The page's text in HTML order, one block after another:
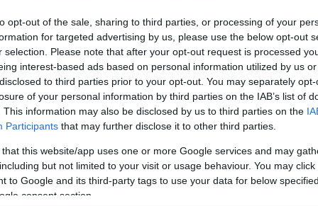
opt-out of the sale, sharing to third parties, or processing of your
for targeted advertising by us, please use the below opt-out
selection. Please note that after your opt-out request is processed
interest-based ads based on personal information utilized by us
to third parties prior to your opt-out. You may separately
of your personal information by third parties on the IAB’s list of
This information may also be disclosed by us to third parties on the
Participants that may further disclose it to other third parties.
that this website/app uses one or more Google services and may
but not limited to your visit or usage behaviour. You may
to Google and its third-party tags to use your data for below
consent section.
μετόχων της Eurobank, που συνεδρίασε
π.μ., με υβριδικό τρόπο, ήτοι με φυσική
του Συνεδριακού Κέντρου της Νέας
αρ. 8, Νέα Ιωνία, Τ.Κ. 14234, και με τη
σε πραγματικό χρόνο μέσω
εκπροσωπούντες 2.771.924.667
ήτοι ποσοστό 76,98% του
με δικαίωμα ψήφου. Επί των θεμάτων
στην από 31.03.2026
09:35
09:22
09:12
09:00